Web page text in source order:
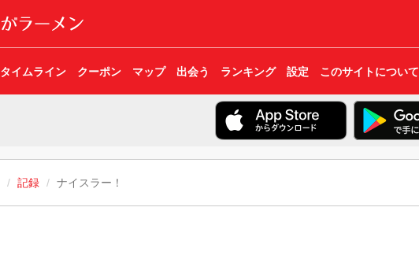
タイムライン クーポン マップ 出会う ランキング 設定 このサイトについて
記録 ナイスラー！